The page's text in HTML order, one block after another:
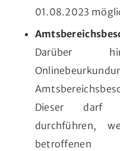
01.08.2023
Darüber
Dieser darf
durchführen,
betroffenen